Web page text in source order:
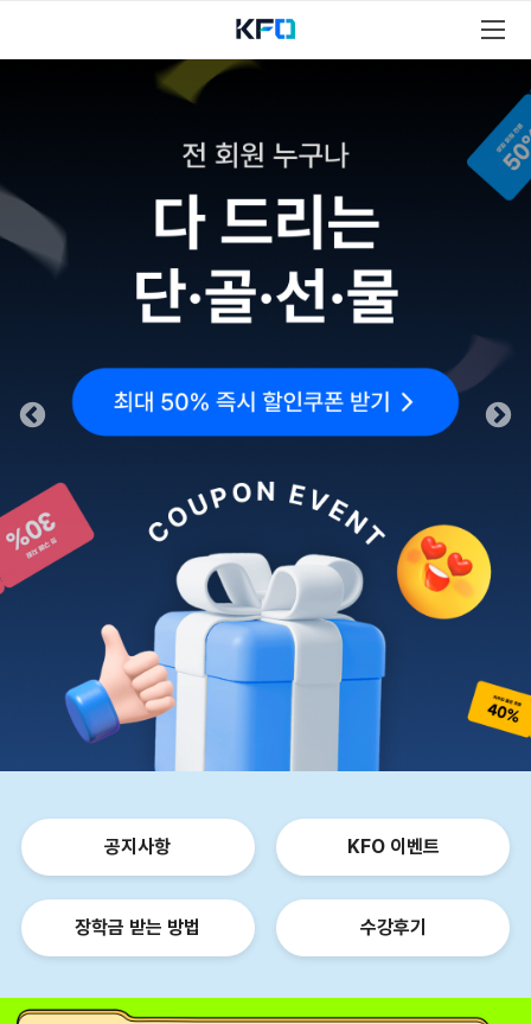
공지사항 KFO 이벤트
장학금 받는 방법 수강후기